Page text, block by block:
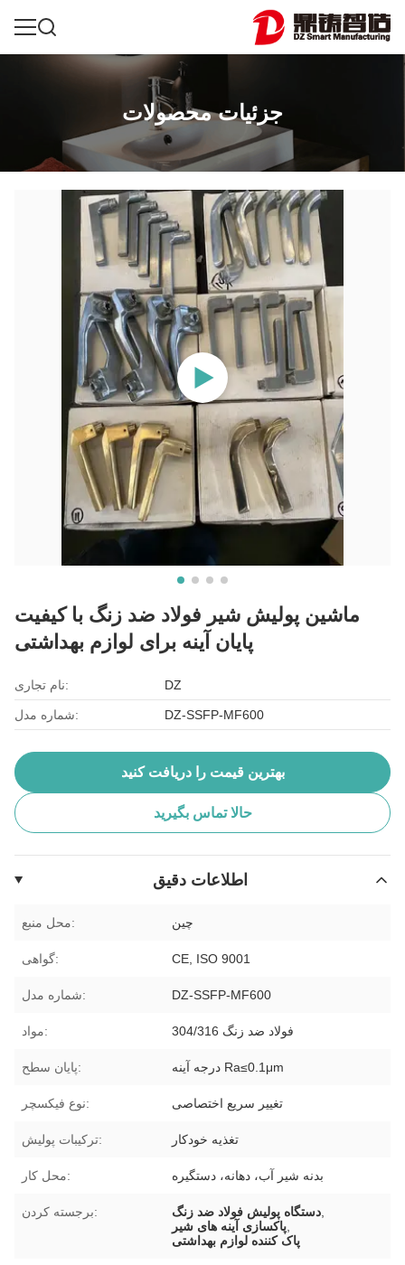
جزئیات محصولات
ماشین پولیش شیر فولاد ضد زنگ با کیفیت
پایان آینه برای لوازم بهداشتی
نام تجاری: DZ
شماره مدل: DZ-SSFP-MF600
بهترین قیمت را دریافت کنید
حالا تماس بگیرید
اطلاعات دقیق
محل منبع: چین
گواهی: CE, ISO 9001
شماره مدل: DZ-SSFP-MF600
مواد: فولاد ضد زنگ 304/316
پایان سطح: درجه آینه Ra≤0.1μm
نوع فیکسچر: تغییر سریع اختصاصی
ترکیبات پولیش: تغذیه خودکار
محل کار: بدنه شیر آب، دهانه، دستگیره
برجسته کردن: دستگاه پولیش فولاد ضد زنگ
پاکسازی آینه های شیر
پاک کننده لوازم بهداشتی